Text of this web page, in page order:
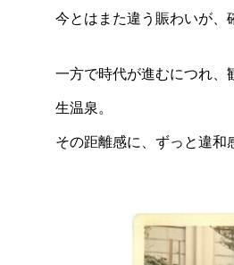
今とはまた違う賑わいが、
一方で時代が進むにつれ、
生温泉。
その距離感に、ずっと違和